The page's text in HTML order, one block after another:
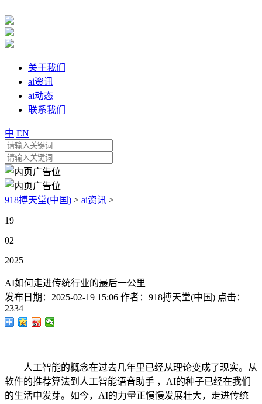
关于我们
ai资讯
ai动态
联系我们
中 EN
918搏天堂(中国) > ai资讯 >
19
02
2025
AI如何走进传统行业的最后一公里
发布日期： 2025-02-19 15:06 作者： 918搏天堂(中国) 点击：
2334
人工智能的概念在过去几年里已经从理论变成了现实。从
软件的推荐算法到人工智能语音助手 ，AI的种子已经在我们
的生活中发芽。如今，AI的力量正慢慢发展壮大，走进传统